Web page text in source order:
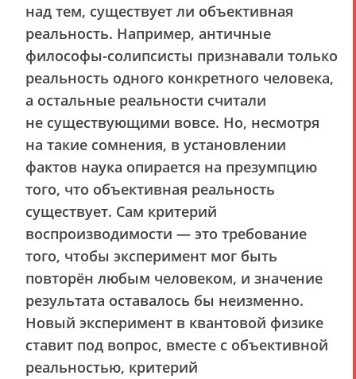
над тем, существует ли объективная
реальность. Например, античные
философы-солипсисты признавали только
реальность одного конкретного человека,
а остальные реальности считали
не существующими вовсе. Но, несмотря
на такие сомнения, в установлении
фактов наука опирается на презумпцию
того, что объективная реальность
существует. Сам критерий
воспроизводимости — это требование
того, чтобы эксперимент мог быть
повторён любым человеком, и значение
результата оставалось бы неизменно.
Новый эксперимент в квантовой физике
ставит под вопрос, вместе с объективной
реальностью, критерий